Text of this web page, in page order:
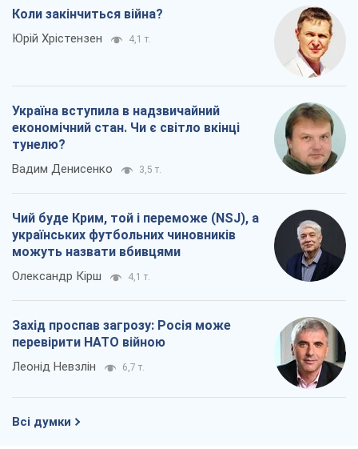
Коли закінчиться війна?
Юрій Хрістензен 4,1 т.
Україна вступила в надзвичайний
економічний стан. Чи є світло вкінці
тунелю?
Вадим Денисенко 3,5 т.
Чий буде Крим, той і переможе (NSJ), а
українських футбольних чиновників
можуть назвати вбивцями
Олександр Кірш 4,1 т.
Захід проспав загрозу: Росія може
перевірити НАТО війною
Леонід Невзлін 6,7 т.
Всі думки